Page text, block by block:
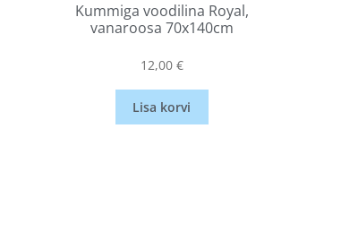
Kummiga voodilina Royal,
vanaroosa 70x140cm
12,00 €
Lisa korvi